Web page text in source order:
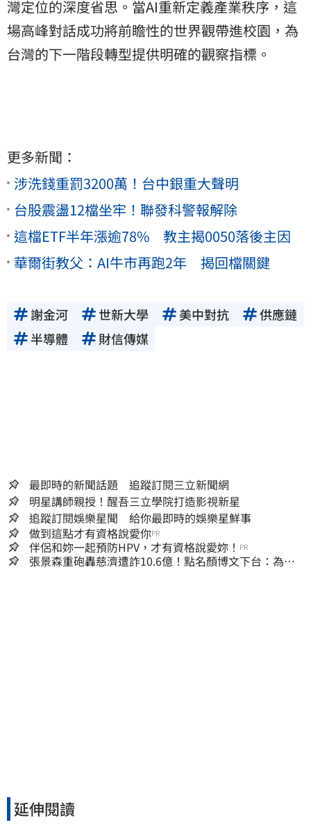
灣定位的深度省思。當AI重新定義產業秩序，這
場高峰對話成功將前瞻性的世界觀帶進校園，為
台灣的下一階段轉型提供明確的觀察指標。
更多新聞：
涉洗錢重罰3200萬！台中銀重大聲明
台股震盪12檔坐牢！聯發科警報解除
這檔ETF半年漲逾78% 教主揭0050落後主因
華爾街教父：AI牛市再跑2年 揭回檔關鍵
謝金河 世新大學 美中對抗
供應鏈
半導體
財信傳媒
最即時的新聞話題 追蹤訂閱三立新聞網
明星講師親授！醒吾三立學院打造影視新星
追蹤訂閱娛樂星聞 給你最即時的娛樂星鮮事
做到這點才有資格說愛你PR
伴侶和妳一起預防HPV，才有資格說愛妳！ PR
張景森重砲轟慈濟遭詐10.6億！點名顏博文下台：為什
延伸閱讀